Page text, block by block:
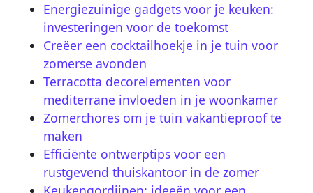
Energiezuinige gadgets voor je keuken:
investeringen voor de toekomst
Creëer een cocktailhoekje in je tuin voor
zomerse avonden
Terracotta decorelementen voor
mediterrane invloeden in je woonkamer
Zomerchores om je tuin vakantieproof te
maken
Efficiënte ontwerptips voor een
rustgevend thuiskantoor in de zomer